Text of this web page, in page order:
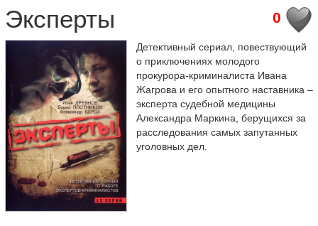
0
Эксперты
Детективный сериал, повествующий
о приключениях молодого
прокурора-криминалиста Ивана
Жагрова и его опытного наставника –
эксперта судебной медицины
Александра Маркина, берущихся за
расследования самых запутанных
уголовных дел.